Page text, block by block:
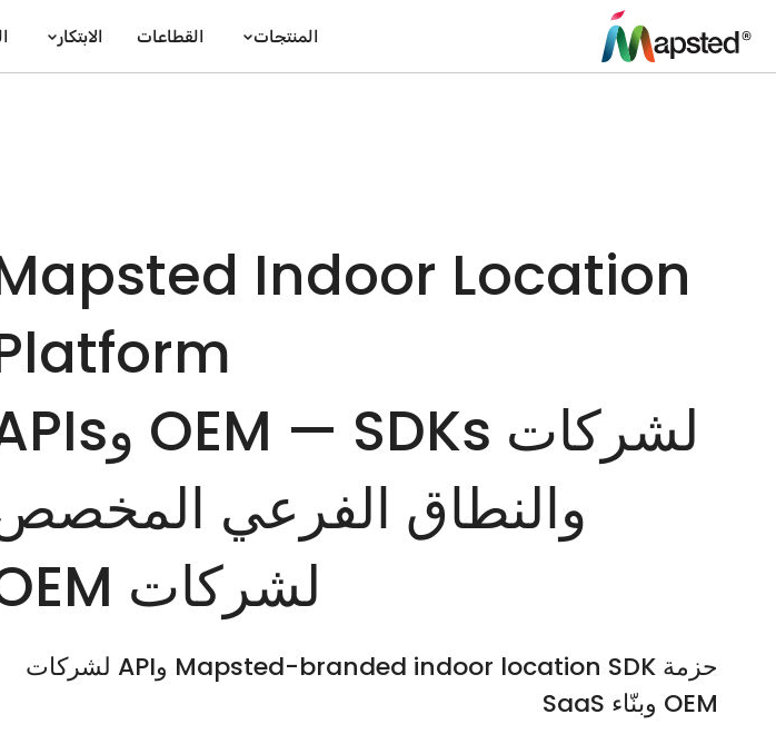
المنتجات القطاعات الابتكار
Indoor Location
لشركات OEM — SDKs وAPIs
والنطاق الفرعي
لشركات OEM
حزمة Mapsted-branded indoor location SDK وAPI لشركات
OEM وبنّاء SaaS